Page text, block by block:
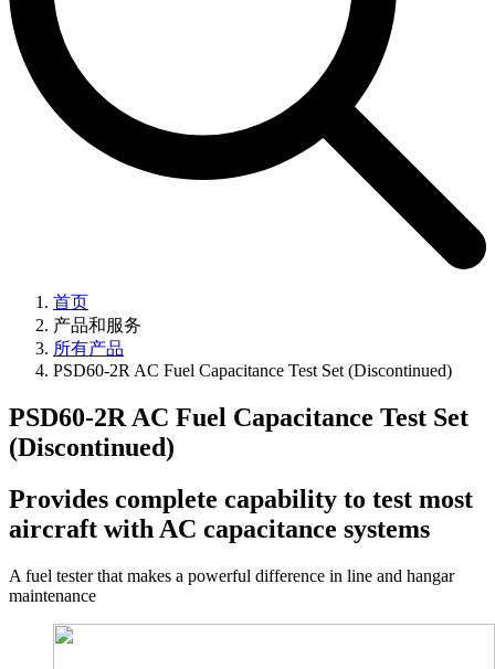
首页
产品和服务
所有产品
PSD60-2R AC Fuel Capacitance Test Set (Discontinued)
PSD60-2R AC Fuel Capacitance Test Set
(Discontinued)
Provides complete capability to test most
aircraft with AC capacitance systems
A fuel tester that makes a powerful difference in line and hangar
maintenance